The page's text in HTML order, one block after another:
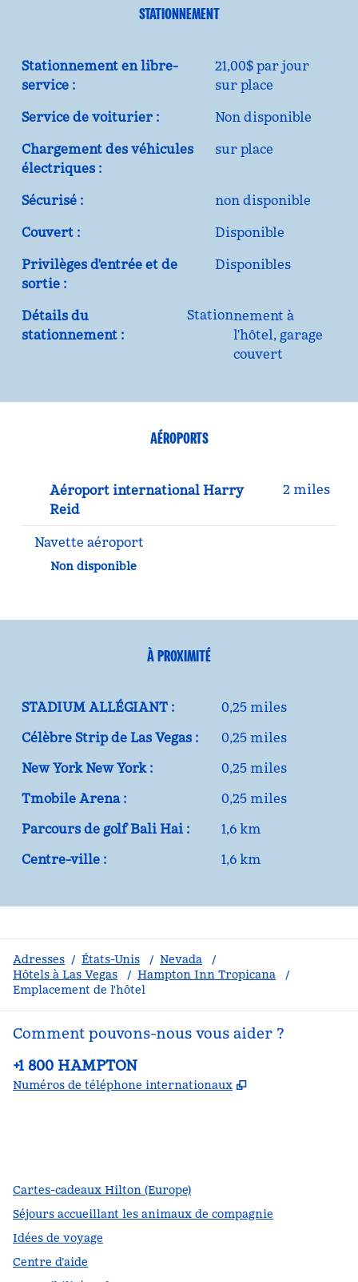
STATIONNEMENT
Stationnement en libre-
service :
21,00$ par jour
sur place
Service de voiturier :
Non disponible
Chargement des véhicules
électriques :
sur place
Sécurisé :
non disponible
Couvert :
Disponible
Privilèges d'entrée et de
sortie :
Disponibles
Détails du
stationnement :
Stationnement à
l'hôtel, garage
couvert
AÉROPORTS
Aéroport international Harry
Reid
2 miles
Navette aéroport
Non disponible
À PROXIMITÉ
STADIUM ALLÉGIANT :
0,25 miles
Célèbre Strip de Las Vegas :
0,25 miles
New York New York :
0,25 miles
Tmobile Arena :
0,25 miles
Parcours de golf Bali Hai :
1,6 km
Centre-ville :
1,6 km
Adresses / États-Unis / Nevada
/
Hôtels à Las Vegas
/ Hampton Inn Tropicana
/
Emplacement de l'hôtel
Comment pouvons-nous vous aider ?
Téléphone :
+1 800 HAMPTON
Numéros de téléphone internationaux ,
Cartes-cadeaux Hilton (Europe)
Séjours accueillant les animaux de compagnie
Idées de voyage
Centre d’aide